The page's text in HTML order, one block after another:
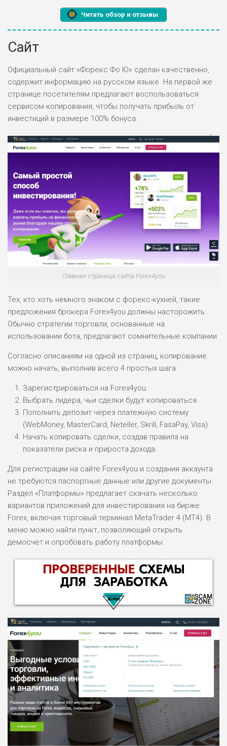
Читать обзор и отзывы
Сайт
Официальный сайт «Форекс Фо Ю» сделан качественно,
содержит информацию на русском языке. На первой же
странице посетителям предлагают воспользоваться
сервисом копирования, чтобы получать прибыль от
инвестиций в размере 100% бонуса.
Главная страница сайта Forex4you
Тех, кто хоть немного знаком с форекс-кухней, такие
предложения брокера Forex4you должны насторожить.
Обычно стратегии торговли, основанные на
использовании бота, предлагают сомнительные компании.
Согласно описаниям на одной из страниц, копирование
можно начать, выполнив всего 4 простых шага:
Зарегистрироваться на Forex4you.
Выбрать лидера, чьи сделки будут копироваться.
Пополнить депозит через платежную систему
(WebMoney, MasterCard, Neteller, Skrill, FasaPay, Visa).
Начать копировать сделки, создав правила на
показатели риска и прироста дохода.
Для регистрации на сайте Forex4you и создания аккаунта
не требуются паспортные данные или другие документы.
Раздел «Платформы» предлагает скачать несколько
вариантов приложений для инвестирования на бирже
Forex, включая торговый терминал MetaTrader 4 (MT4). В
меню можно найти пункт, позволяющий открыть
демосчет и опробовать работу платформы.
НАЗВАНИЕ
ПОДОЙДЕТ
ВСЕМ
0
РИСКИ: НИЗКИЕ
ДОХОД: ВЫСОКИЙ
БЮДЖЕТ: ВЫСОКИЙ
ОБЗОР